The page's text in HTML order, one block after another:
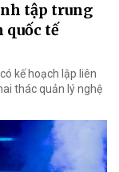
tập trung
quốc tế
kế hoạch lập liên
thác quản lý nghệ